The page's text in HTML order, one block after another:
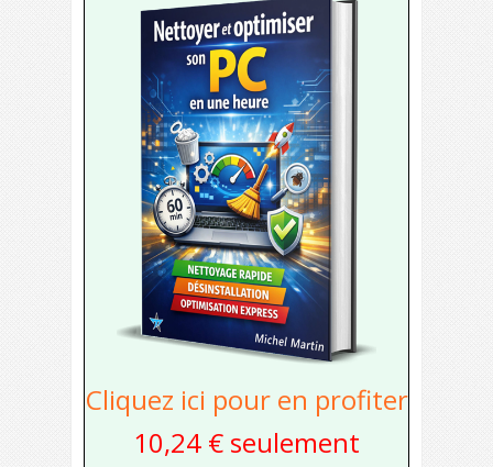
Cliquez ici pour en profiter
10,24 € seulement